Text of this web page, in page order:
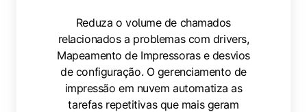
Reduza o volume de chamados
relacionados a problemas com drivers,
Mapeamento de Impressoras e desvios
de configuração. O gerenciamento de
impressão em nuvem automatiza as
tarefas repetitivas que mais geram